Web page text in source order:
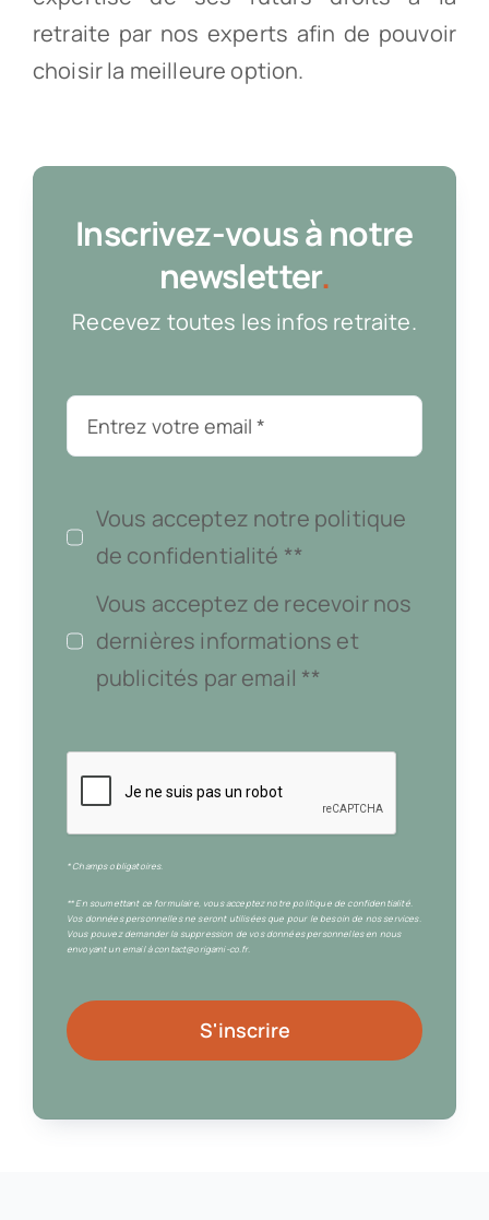
retraite par nos experts afin de pouvoir
choisir la meilleure option.
Inscrivez-vous à notre
newsletter.
Recevez toutes les infos retraite.
Vous acceptez notre politique
de confidentialité **
Vous acceptez de recevoir nos
dernières informations et
publicités par email **
* Champs obligatoires.
** En soumettant ce formulaire, vous acceptez notre politique de confidentialité.
Vos données personnelles ne seront utilisées que pour le besoin de nos services.
Vous pouvez demander la suppression de vos données personnelles en nous
envoyant un email à contact@origami-co.fr.
S'inscrire